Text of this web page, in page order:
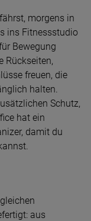
morgens in
ins Fitnessstudio
Bewegung
Rückseiten,
freuen, die
halten.
Schutz,
hat ein
damit du
aus